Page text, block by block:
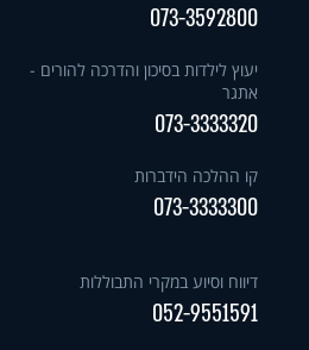
073-3592800
יעוץ לילדות בסיכון והדרכה להורים -
אתגר
073-3333320
קו ההלכה הידברות
073-3333300
דיווח וסיוע במקרי התבוללות
052-9551591